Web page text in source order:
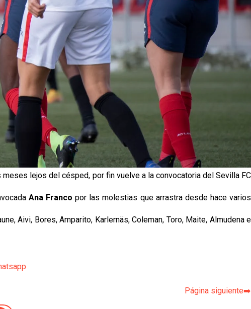
lejos del césped, por fin vuelve a la convocatoria del Sevilla FC
Ana Franco por las molestias que arrastra desde hace varios
Aivi, Bores, Amparito, Karlernäs, Coleman, Toro, Maite, Almudena e
Página siguiente➡️